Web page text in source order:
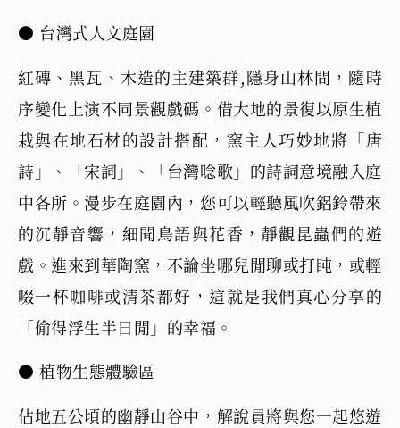
● 台灣式人文庭園
紅磚、黑瓦、木造的主建築群,隱身山林間，隨時
序變化上演不同景觀戲碼。借大地的景復以原生植
栽與在地石材的設計搭配，窯主人巧妙地將「唐
詩」、「宋詞」、「台灣唸歌」的詩詞意境融入庭
中各所。漫步在庭園內，您可以輕聽風吹鋁鈴帶來
的沉靜音響，細聞鳥語與花香，靜觀昆蟲們的遊
戲。進來到華陶窯，不論坐哪兒閒聊或打盹，或輕
啜一杯咖啡或清茶都好，這就是我們真心分享的
「偷得浮生半日閒」的幸福。
● 植物生態體驗區
佔地五公頃的幽靜山谷中，解說員將與您一起悠遊